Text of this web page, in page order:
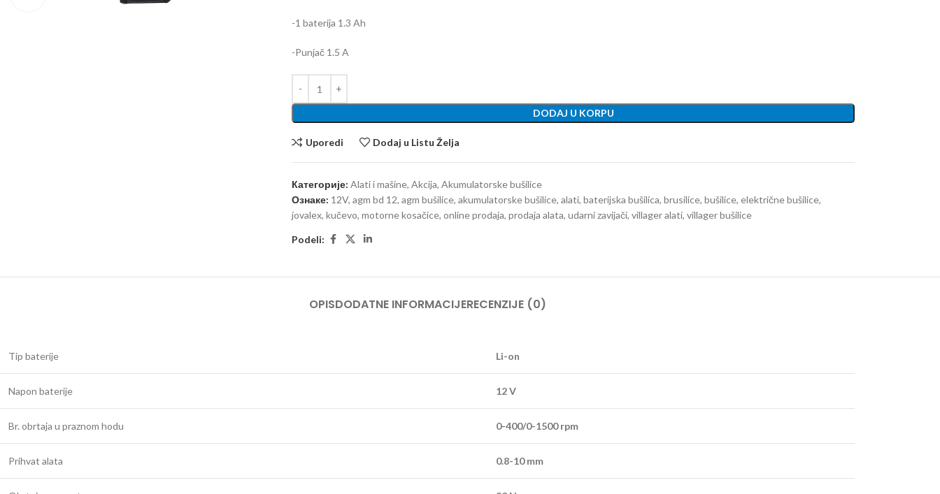
-1 baterija 1.3 Ah
-Punjač 1.5 A
DODAJ U KORPU
Uporedi Dodaj u Listu Želja
Категорије: Alati i mašine, Akcija, Akumulatorske bušilice
Ознаке: 12V, agm bd 12, agm bušilice, akumulatorske bušilice, alati, baterijska bušilica, brusilice, bušilice, električne bušilice,
jovalex, kučevo, motorne kosačice, online prodaja, prodaja alata, udarni zavijači, villager alati, villager bušilice
Podeli:
OPISDODATNE INFORMACIJERECENZIJE (0)
Tip baterije Li-on
Napon baterije 12 V
Br. obrtaja u praznom hodu 0-400/0-1500 rpm
Prihvat alata 0.8-10 mm